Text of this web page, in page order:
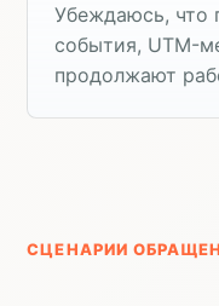
Убеждаюсь, что
события, UTM-
продолжают
СЦЕНАРИИ